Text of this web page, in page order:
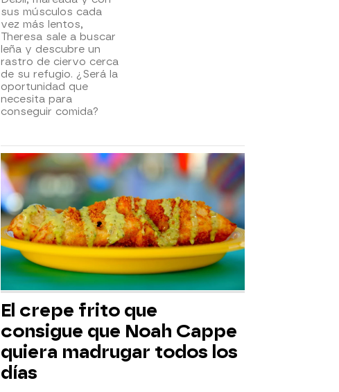
sus músculos cada
vez más lentos,
Theresa sale a buscar
leña y descubre un
rastro de ciervo cerca
de su refugio. ¿Será la
oportunidad que
necesita para
conseguir comida?
El crepe frito que
consigue que Noah Cappe
quiera madrugar todos los
días